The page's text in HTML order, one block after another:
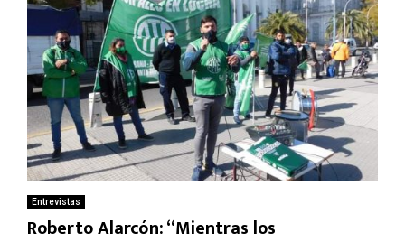
Entrevistas
Roberto Alarcón: “Mientras los